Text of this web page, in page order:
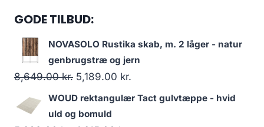
GODE TILBUD:
NOVASOLO Rustika skab, m. 2 låger - natur
genbrugstræ og jern
8,649.00kr. 5,189.00 kr.
WOUD rektangulær Tact gulvtæppe - hvid
uld og bomuld